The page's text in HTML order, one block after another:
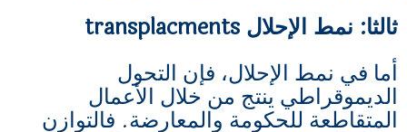
ثالثا: نمط الإحلال transplacments
أما في نمط الإحلال، فإن التحول
الديموقراطي ينتج من خلال الأعمال
المتقاطعة للحكومة والمعارضة. فالتوازن